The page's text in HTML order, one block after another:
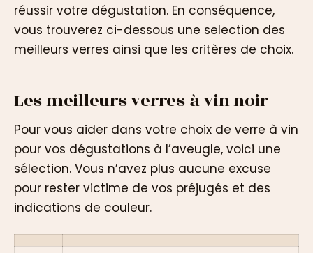
réussir votre dégustation. En conséquence,
vous trouverez ci-dessous une selection des
meilleurs verres ainsi que les critères de choix.
Les meilleurs verres à vin noir
Pour vous aider dans votre choix de verre à vin
pour vos dégustations à l’aveugle, voici une
sélection. Vous n’avez plus aucune excuse
pour rester victime de vos préjugés et des
indications de couleur.